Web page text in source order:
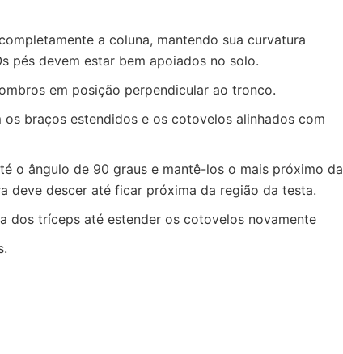
a coluna, mantendo sua curvatura
pés devem estar bem apoiados no solo.
em posição perpendicular ao tronco.
braços estendidos e os cotovelos alinhados com
o ângulo de 90 graus e mantê-los o mais próximo da
deve descer até ficar próxima da região da testa.
dos tríceps até estender os cotovelos novamente